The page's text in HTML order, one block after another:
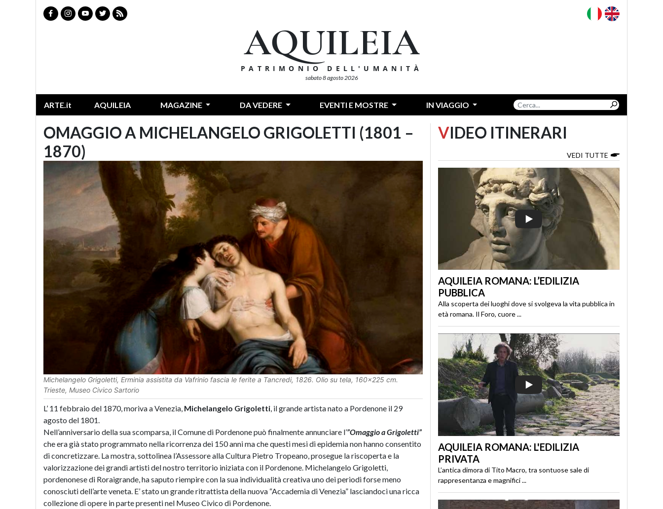
AQUILEIA
PATRIMONIO DELL'UMANITÀ
sabato 8 agosto 2026
ARTE.it AQUILEIA MAGAZINE DA VEDERE EVENTI E MOSTRE IN VIAGGIO
OMAGGIO A MICHELANGELO GRIGOLETTI (1801 –
1870)
Michelangelo Grigoletti, Erminia assistita da Vafrinio fascia le ferite a Tancredi, 1826. Olio su tela, 160x225 cm.
Trieste, Museo Civico Sartorio
L’ 11 febbraio del 1870, moriva a Venezia, Michelangelo Grigoletti , il grande artista nato a Pordenone il 29
agosto del 1801.
Nell’anniversario della sua scomparsa, il Comune di Pordenone può finalmente annunciare l’”Omaggio a Grigoletti”
che era già stato programmato nella ricorrenza dei 150 anni ma che questi mesi di epidemia non hanno consentito
di concretizzare. La mostra, sottolinea l’Assessore alla Cultura Pietro Tropeano, prosegue la riscoperta e la
valorizzazione dei grandi artisti del nostro territorio iniziata con il Pordenone. Michelangelo Grigoletti,
pordenonese di Roraigrande, ha saputo riempire con la sua individualità creativa uno dei periodi forse meno
conosciuti dell’arte veneta. E’ stato un grande ritrattista della nuova “Accademia di Venezia” lasciandoci una ricca
collezione di opere in parte presenti nel Museo Civico di Pordenone.
VIDEO ITINERARI
VEDI TUTTE
AQUILEIA ROMANA: L’EDILIZIA
PUBBLICA
Alla scoperta dei luoghi dove si svolgeva la vita pubblica in
età romana. Il Foro, cuore ...
AQUILEIA ROMANA: L'EDILIZIA
PRIVATA
L’antica dimora di Tito Macro, tra sontuose sale di
rappresentanza e magnifici ...